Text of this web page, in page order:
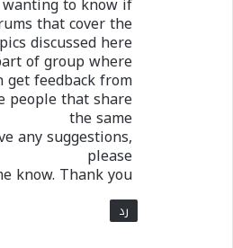
that cover the
discussed here?
of group where
get feedback from
people that share
the same
any suggestions,
please
know. Thank you!
رد